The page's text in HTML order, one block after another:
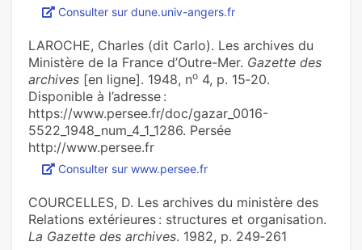
Consulter sur dune.univ-angers.fr
LAROCHE, Charles (dit Carlo). Les archives du
Ministère de la France d’Outre-Mer. Gazette des
archives [en ligne]. 1948, no 4, p. 15‑20.
Disponible à l’adresse :
https://www.persee.fr/doc/gazar_0016-
5522_1948_num_4_1_1286. Persée
http://www.persee.fr
Consulter sur www.persee.fr
COURCELLES, D. Les archives du ministère des
Relations extérieures : structures et organisation.
La Gazette des archives. 1982, p. 249‑261